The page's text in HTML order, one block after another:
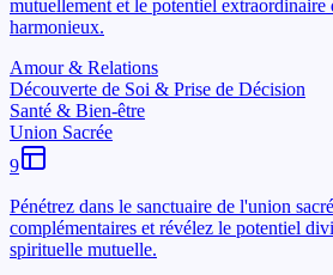
mutuellement et le potentiel
harmonieux.
Amour & Relations
Découverte de Soi & Prise de Décision
Santé & Bien-être
Union Sacrée
9
Pénétrez dans le sanctuaire de l'union
complémentaires et révélez le potentiel
spirituelle mutuelle.